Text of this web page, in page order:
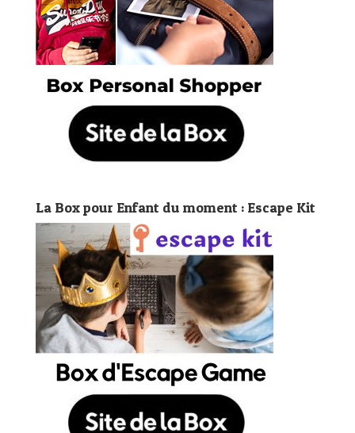
La Box pour Enfant du moment : Escape Kit